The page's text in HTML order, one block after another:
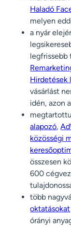
Haladó
melyen
a nyár
legfrissebb
Hirdetések
vásárlást
idén, azon
alapozó,
közösségi
összesen
600
több
oktatásokat
órányi